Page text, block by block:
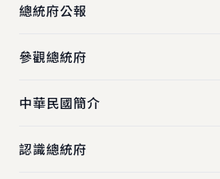
總統府公報
參觀總統府
中華民國簡介
認識總統府